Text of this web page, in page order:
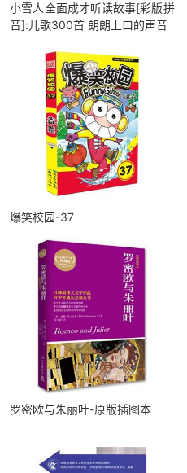
小雪人全面成才听读故事[彩版拼
音]:儿歌300首 朗朗上口的声音
爆笑校园-37
罗密欧与朱丽叶-原版插图本